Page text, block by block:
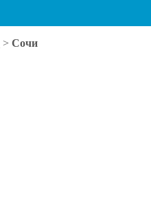
> Сочи